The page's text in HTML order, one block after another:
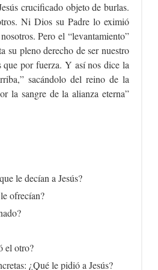
crucificado objeto de burlas.
Ni Dios su Padre lo eximió
Pero el “levantamiento”
su pleno derecho de ser nuestro
que por fuerza. Y así nos dice la
sacándolo del reino de la
la sangre de la alianza eterna”
le decían a Jesús?
ofrecían?
el otro?
¿Qué le pidió a Jesús?